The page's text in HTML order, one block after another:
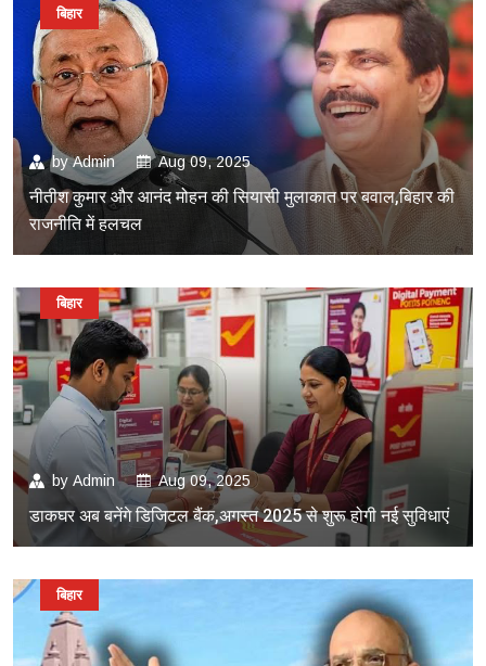
byAdmin Aug 09, 2025
नीतीश कुमार और आनंद मोहन की सियासी मुलाकात पर बवाल,बिहार की
राजनीति में हलचल
बिहार
by Admin Aug 09, 2025
डाकघर अब बनेंगे डिजिटल बैंक,अगस्त 2025 से शुरू होगी नई सुविधाएं
बिहार
बिहार